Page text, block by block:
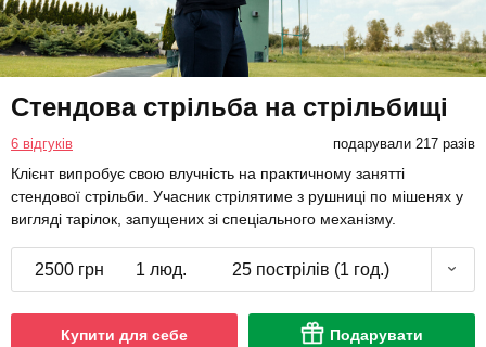
Стендова стрільба на стрільбищі
6 відгуків подарували 217 разів
Клієнт випробує свою влучність на практичному занятті
стендової стрільби. Учасник стрілятиме з рушниці по мішенях у
вигляді тарілок, запущених зі спеціального механізму.
2500 грн 1 люд. 25 пострілів (1 год.)
Купити для себе Подарувати